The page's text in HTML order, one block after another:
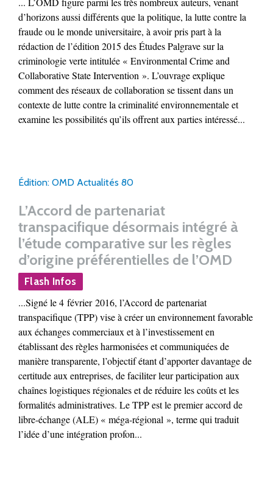
d’horizons aussi différents que la politique, la lutte contre la
fraude ou le monde universitaire, à avoir pris part à la
rédaction de l’édition 2015 des Études Palgrave sur la
criminologie verte intitulée « Environmental Crime and
Collaborative State Intervention ». L’ouvrage explique
comment des réseaux de collaboration se tissent dans un
contexte de lutte contre la criminalité environnementale et
examine les possibilités qu’ils offrent aux parties intéressé...
Édition: OMD Actualités 80
L’Accord de partenariat
transpacifique désormais intégré à
l’étude comparative sur les règles
d’origine préférentielles de l’OMD
Flash Infos
...Signé le 4 février 2016, l’Accord de partenariat
transpacifique (TPP) vise à créer un environnement favorable
aux échanges commerciaux et à l’investissement en
établissant des règles harmonisées et communiquées de
manière transparente, l’objectif étant d’apporter davantage de
certitude aux entreprises, de faciliter leur participation aux
chaînes logistiques régionales et de réduire les coûts et les
formalités administratives. Le TPP est le premier accord de
libre-échange (ALE) « méga-régional », terme qui traduit
l’idée d’une intégration profon...